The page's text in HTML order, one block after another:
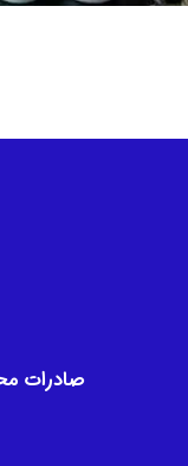
صادرات